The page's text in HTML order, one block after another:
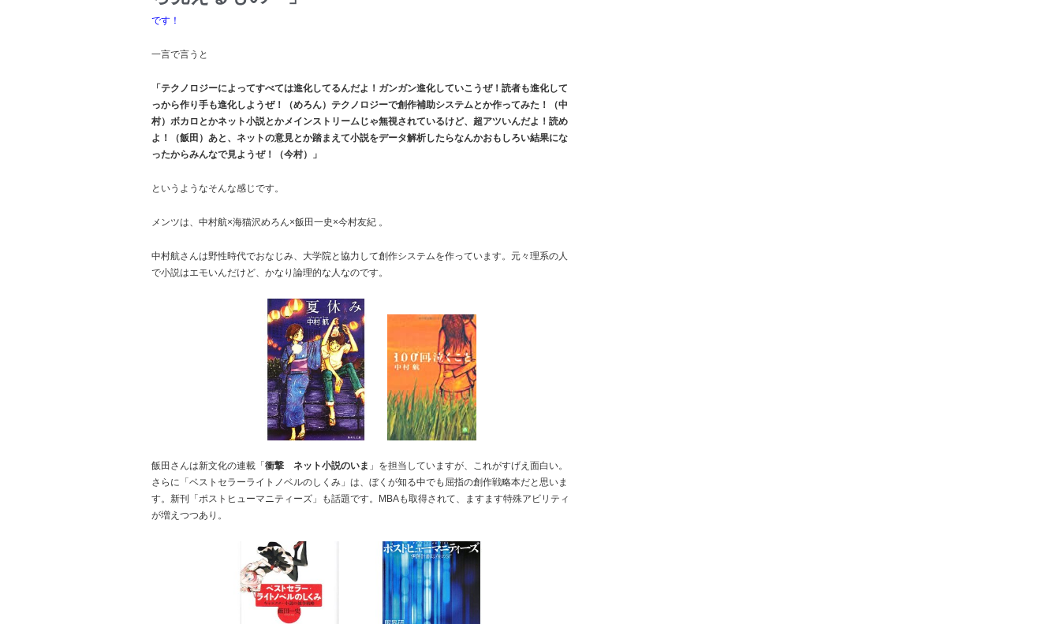
です！
一言で言うと
「テクノロジーによってすべては進化してるんだよ！ガンガン進化していこうぜ！読者も進化して
っから作り手も進化しようぜ！（めろん）テクノロジーで創作補助システムとか作ってみた！（中
村）ボカロとかネット小説とかメインストリームじゃ無視されているけど、超アツいんだよ！読め
よ！（飯田）あと、ネットの意見とか踏まえて小説をデータ解析したらなんかおもしろい結果にな
ったからみんなで見ようぜ！（今村）」
というようなそんな感じです。
メンツは、中村航×海猫沢めろん×飯田一史×今村友紀 。
中村航さんは野性時代でおなじみ、大学院と協力して創作システムを作っています。元々理系の人
で小説はエモいんだけど、かなり論理的な人なのです。
飯田さんは新文化の連載「 衝撃 ネット小説のいま 」を担当していますが、これがすげえ面白い。
さらに「ベストセラーライトノベルのしくみ」は、ぼくが知る中でも屈指の創作戦略本だと思いま
す。新刊「ポストヒューマニティーズ」も話題です。MBAも取得されて、ますます特殊アビリティ
が増えつつあり。